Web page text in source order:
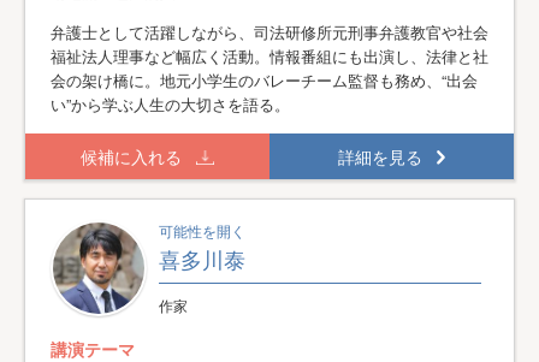
弁護士として活躍しながら、司法研修所元刑事弁護教官や社会
福祉法人理事など幅広く活動。情報番組にも出演し、法律と社
会の架け橋に。地元小学生のバレーチーム監督も務め、“出会
い”から学ぶ人生の大切さを語る。
候補に入れる 詳細を見る
可能性を開く
喜多川泰
作家
講演テーマ